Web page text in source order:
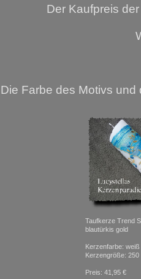
Der Kaufpreis
Die Farbe des Motivs
Taufkerze Trend
blautürkis gold
Kerzenfarbe: weiß
Kerzengröße:
Preis: 41,95 €